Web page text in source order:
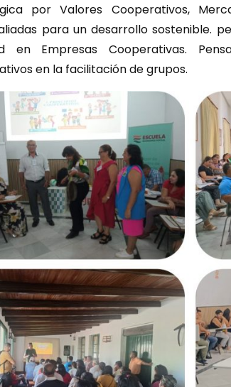
por Valores Cooperativos,
para un desarrollo sostenible.
en Empresas Cooperativas.
en la facilitación de grupos.